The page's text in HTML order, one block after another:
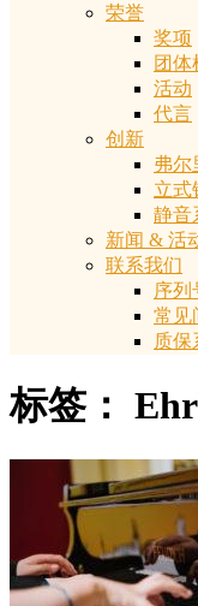
荣誉
奖项
团体
活动
代言
创新
弗尔
立式
静音
新闻 & 活
联系我们
序列
常见
质保
标签：